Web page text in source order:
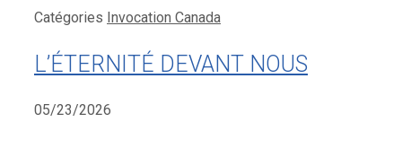
Catégories Invocation Canada
L’ÉTERNITÉ DEVANT NOUS
05/23/2026